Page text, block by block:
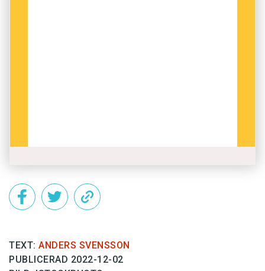
TEXT: ANDERS SVENSSON
PUBLICERAD 2022-12-02